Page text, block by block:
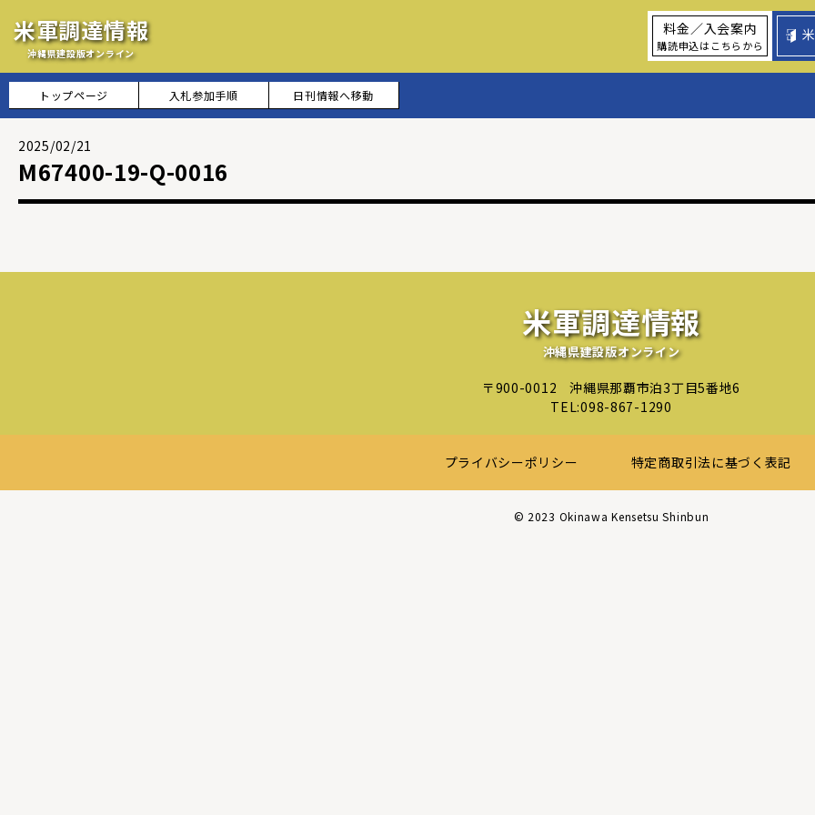
米軍調達情報
沖縄県建設版オンライン
料金／入会案内
購読申込はこちらから
トップページ 入札参加手順 日刊情報へ移動
2025/02/21
M67400-19-Q-0016
米軍調達情報
沖縄県建設版オンライン
〒900-0012
沖縄県那覇市泊3丁目5番地6
TEL:098-867-1290
プライバシーポリシー 特定商取引法に基づく表記
©︎ 2023 Okinawa Kensetsu Shinbun